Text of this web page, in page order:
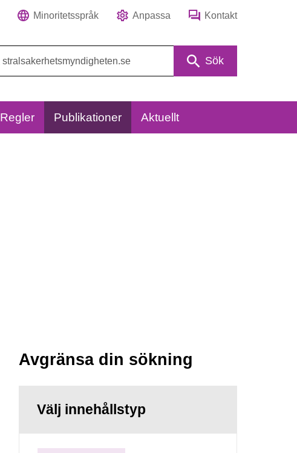
Minoritetsspråk Anpassa Kontakt
Sök
Regler Publikationer Aktuellt
Avgränsa din sökning
Välj innehållstyp